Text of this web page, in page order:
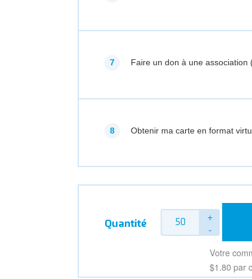
Faire un don à une association
Obtenir ma carte en format
Quantité
$1.80